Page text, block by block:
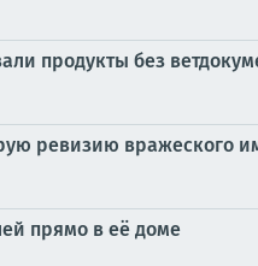
продукты без
ревизию вражеского
прямо в её доме